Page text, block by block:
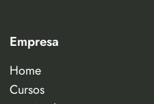
Empresa
Home
Cursos